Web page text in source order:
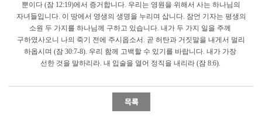
뿐이다 (잠 12:19)에서 증거합니다. 우리는 영원을 위해서 사는 하나님의
자녀들입니다. 이 땅에서 영생의 생명을 누리며 삽니다. 잠언 기자는 평생의
소원 두 가지를 하나님께 구하고 있습니다. 내가 두 가지 일을 주께
구하였사오니 나의 죽기 전에 주시옵소서. 곧 허탄과 거짓말을 내게서 멀리
하옵시며 (잠 30:7-8). 우리 함께 고백할 수 있기를 바랍니다. 내가 가장
선한 것을 말하리라. 내 입술을 열어 정직을 내리라 (잠 8:6).